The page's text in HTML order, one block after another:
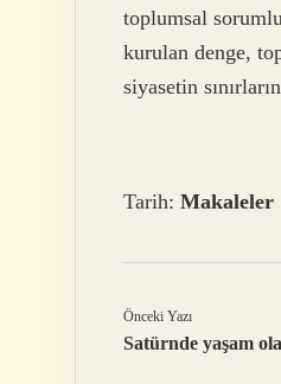
toplumsal
kurulan denge,
siyasetin
Tarih: Makaleler
Önceki Yazı
Satürnde yaşam